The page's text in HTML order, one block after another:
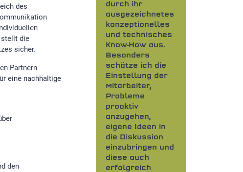
des
stellt die
sicher.
Partnern
eine nachhaltige
den
durch ihr
ausgezeichnetes
konzeptionelles
und technisches
Know-How aus.
Besonders
schätze ich die
Einstellung der
Mitarbeiter,
Probleme
proaktiv
anzugehen,
eigene Ideen in
die Diskussion
einzubringen und
diese auch
erfolgreich